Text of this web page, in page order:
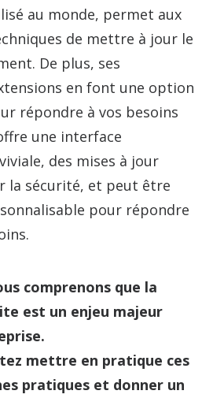
au monde, permet aux
de mettre à jour le
De plus, ses
en font une option
répondre à vos besoins
une interface
des mises à jour
la sécurité, et peut être
pour répondre
comprenons que la
est un enjeu majeur
mettre en pratique ces
pratiques et donner un